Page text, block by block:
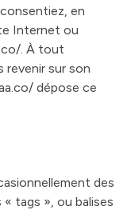
en
Internet ou
. À tout
revenir sur son
dépose ce
des
tags », ou balises